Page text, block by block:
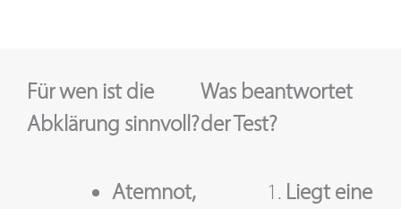
Für wen ist die
Abklärung sinnvoll?
Atemnot,
Was beantwortet
der Test?
Liegt eine